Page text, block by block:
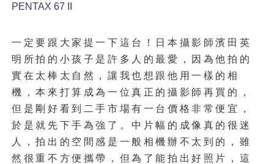
PENTAX 67
一定要跟大家提一下這台！日本攝影師濱田英
明所拍的小孩子是許多人的最愛，因為他拍的
實在太棒太自然，讓我也想跟他用一樣的相
機，本來打算成為一位真正的攝影師再買的，
但是剛好看到二手市場有一台價格非常便宜，
於是就先下手為強了。中片幅的成像真的很迷
人，拍出的空間感是一般相機辦不太到的，雖
然很重不方便攜帶，但為了能拍出好照片，這